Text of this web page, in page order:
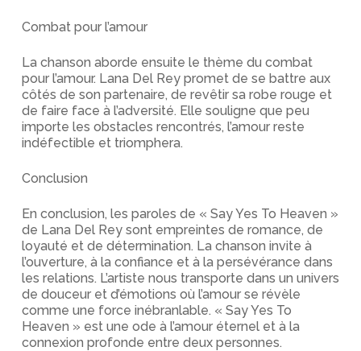
Combat pour l’amour
La chanson aborde ensuite le thème du combat
pour l’amour. Lana Del Rey promet de se battre aux
côtés de son partenaire, de revêtir sa robe rouge et
de faire face à l’adversité. Elle souligne que peu
importe les obstacles rencontrés, l’amour reste
indéfectible et triomphera.
Conclusion
En conclusion, les paroles de « Say Yes To Heaven »
de Lana Del Rey sont empreintes de romance, de
loyauté et de détermination. La chanson invite à
l’ouverture, à la confiance et à la persévérance dans
les relations. L’artiste nous transporte dans un univers
de douceur et d’émotions où l’amour se révèle
comme une force inébranlable. « Say Yes To
Heaven » est une ode à l’amour éternel et à la
connexion profonde entre deux personnes.